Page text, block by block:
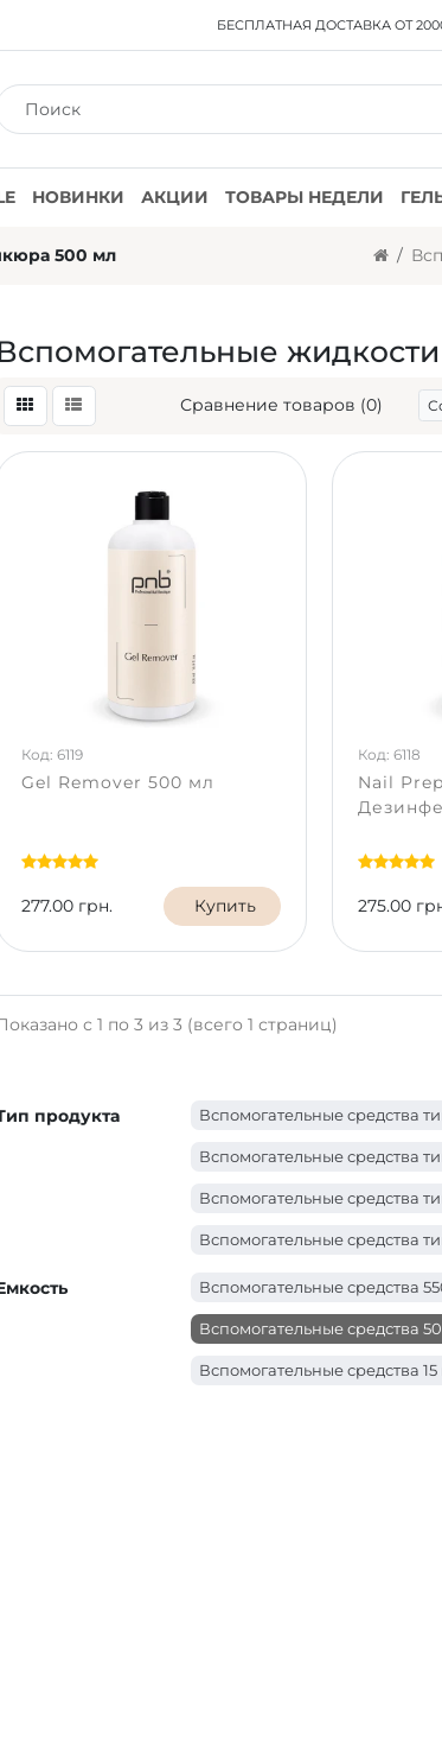
БЕСПЛАТНАЯ ДОСТАВКА ОТ
НОВИНКИ АКЦИИ ТОВАРЫ НЕДЕЛИ
500 мл
Сравнение товаров (0)
Код: 6119
Gel Remover 500 мл
277.00 грн. Купить
Код: 6118
Nail
275.00
с 1 по 3 из 3 (всего 1 страниц)
продукта Вспомогательные средства
Вспомогательные средства
Вспомогательные средства
Вспомогательные средства
Вспомогательные средства
Вспомогательные средства
Вспомогательные средства
Вспомогательные средства
Вспомогательные средства 15